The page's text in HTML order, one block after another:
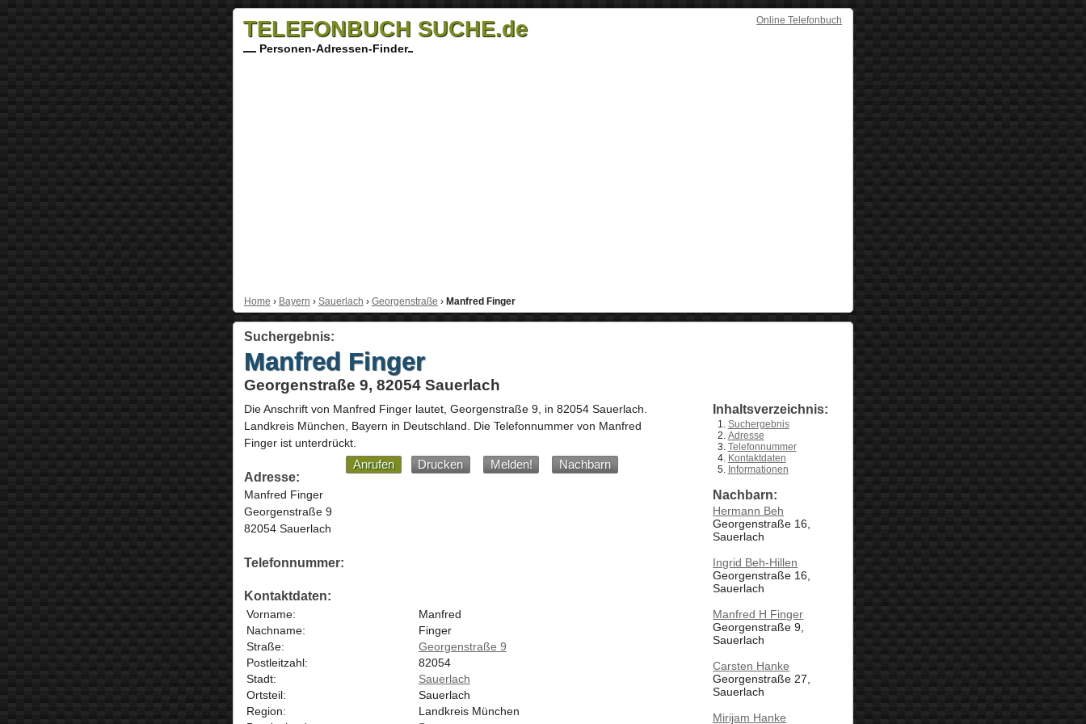
Online Telefonbuch
TELEFONBUCH SUCHE.de
Personen-Adressen-Finder
Home › Bayern › Sauerlach › Georgenstraße › Manfred Finger
Suchergebnis:
Manfred Finger
Georgenstraße 9, 82054 Sauerlach
Die Anschrift von Manfred Fingerlautet, Georgenstraße 9, in 82054 Sauerlach
Landkreis München, Bayern in Deutschland
Die Telefonnummer von Manfred
Finger ist unterdrückt.
Anrufen Drucken Melden!
Nachbarn
Adresse:
Manfred Finger
Georgenstraße 9
82054 Sauerlach
Telefonnummer:
Kontaktdaten:
Vorname:
Manfred
Nachname:
Finger
Straße:
Georgenstraße 9
Postleitzahl:
82054
Stadt:
Sauerlach
Ortsteil:
Sauerlach
Region:
Landkreis München
Inhaltsverzeichnis:
Suchergebnis
Adresse
Telefonnummer
Kontaktdaten
Informationen
Nachbarn:
Hermann Beh
Georgenstraße 16,
Sauerlach
Ingrid Beh-Hillen
Georgenstraße 16,
Sauerlach
Manfred H Finger
Georgenstraße 9,
Sauerlach
Carsten Hanke
Georgenstraße 27,
Sauerlach
Mirijam Hanke